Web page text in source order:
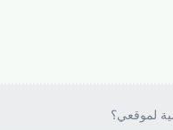
لموقعي؟